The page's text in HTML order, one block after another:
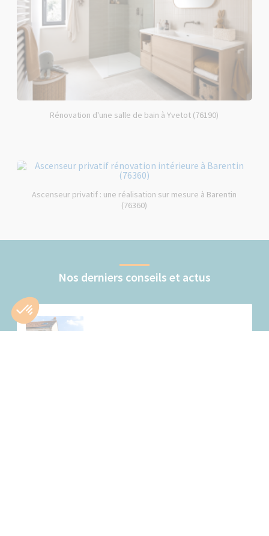
Rénovation d'une salle de bain à Yvetot (76190)
Ascenseur privatif : une réalisation sur mesure à Barentin
(76360)
Nos derniers conseils et actus